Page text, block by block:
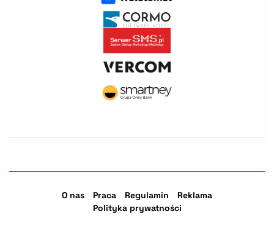
O nas Praca Regulamin
Reklama
Polityka prywatności